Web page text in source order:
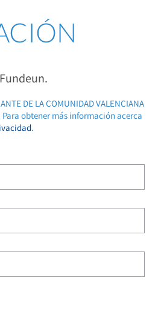
DE LA COMUNIDAD VALENCIANA
obtener más información acerca
.